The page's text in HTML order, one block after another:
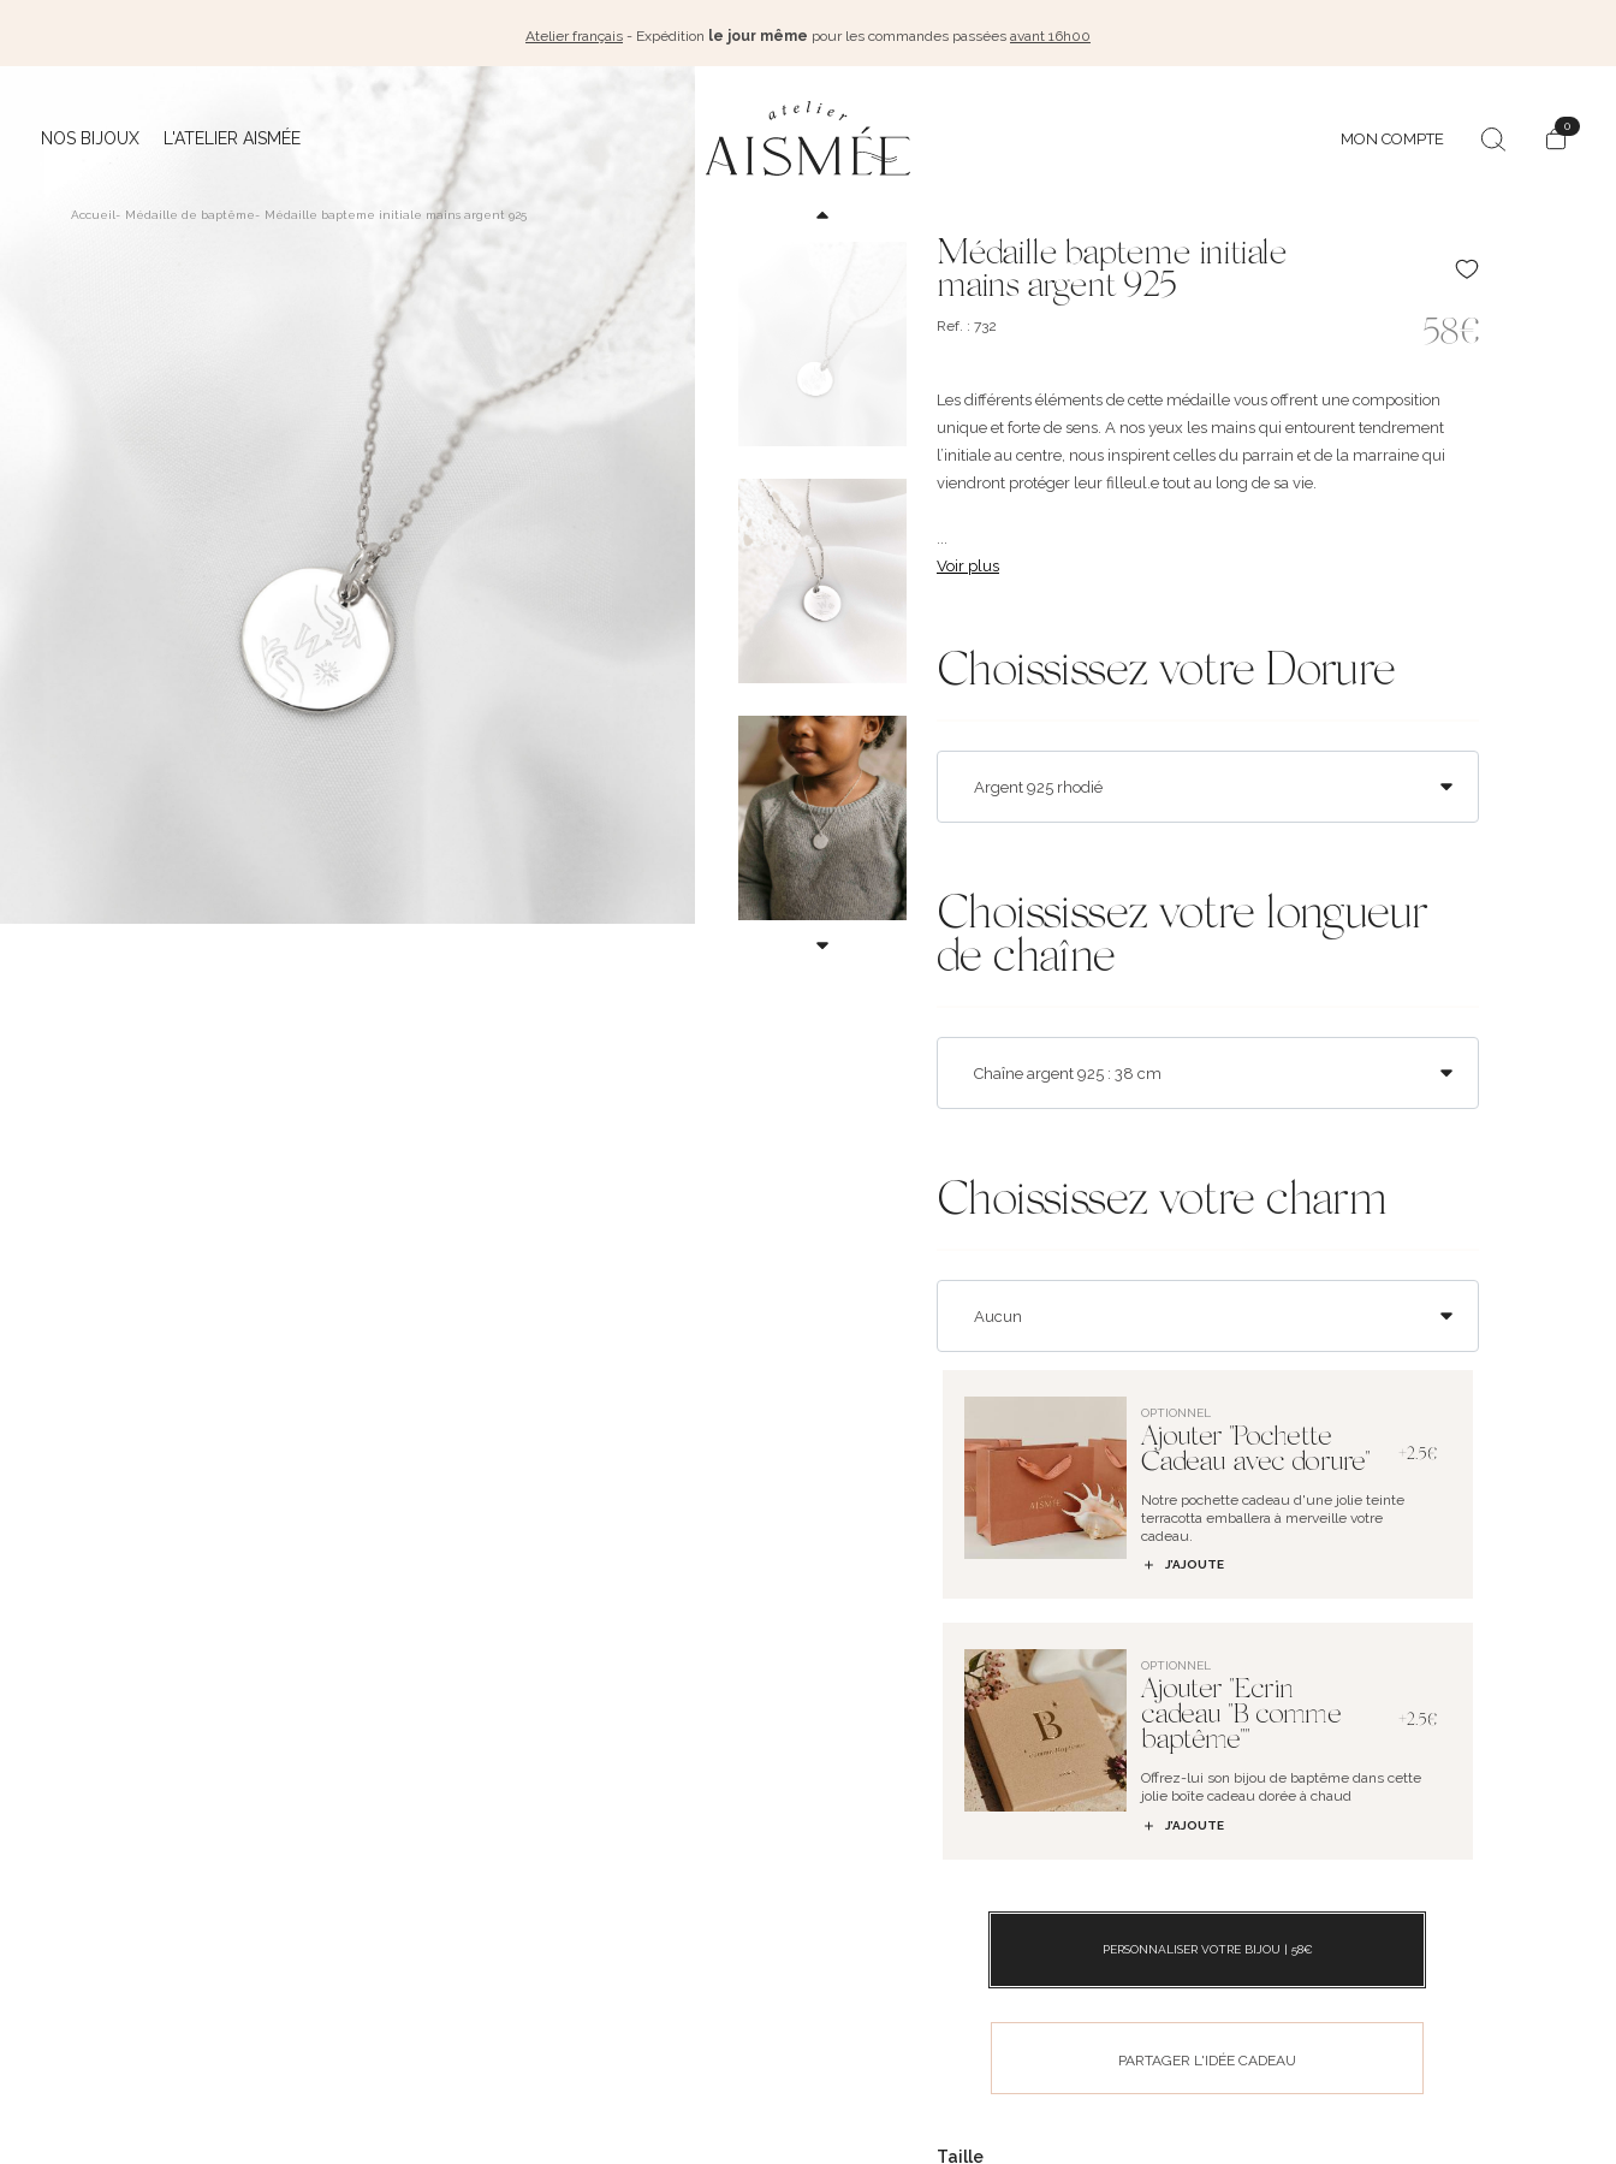
Atelier français - Expédition le jour même pour les commandes passées avant 16h00
NOS BIJOUX L'ATELIER AISMÉE MON COMPTE
0
Accueil- Médaille de baptême- Médaille bapteme initiale mains argent 925
Médaille bapteme initiale
mains argent 925
Ref. : 732 58€
Les différents éléments de cette médaille vous offrent une composition
unique et forte de sens. A nos yeux les mains qui entourent tendrement
l’initiale au centre, nous inspirent celles du parrain et de la marraine qui
viendront protéger leur filleul.e tout au long de sa vie.
...
Voir plus
Choississez votre Dorure
Choississez votre longueur
de chaîne
Choississez votre charm
OPTIONNEL
Ajouter "Pochette
Cadeau avec dorure"
+2.5€
Notre pochette cadeau d'une jolie teinte
terracotta emballera à merveille votre
cadeau.
J’AJOUTE
OPTIONNEL
Ajouter "Ecrin
cadeau "B comme
baptême""
+2.5€
Offrez-lui son bijou de baptême dans cette
jolie boîte cadeau dorée à chaud
J’AJOUTE
PERSONNALISER VOTRE BIJOU | 58€
PARTAGER L'IDÉE CADEAU
Taille